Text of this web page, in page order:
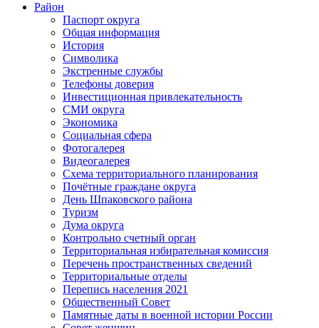
Район
Паспорт округа
Общая информация
История
Символика
Экстренные службы
Телефоны доверия
Инвестиционная привлекательность
СМИ округа
Экономика
Социальная сфера
Фотогалерея
Видеогалерея
Схема территориального планирования
Почётные граждане округа
День Шпаковского района
Туризм
Дума округа
Контрольно счетный орган
Территориальная избирательная комиссия
Перечень пространственных сведений
Территориальные отделы
Перепись населения 2021
Общественный Совет
Памятные даты в военной истории России